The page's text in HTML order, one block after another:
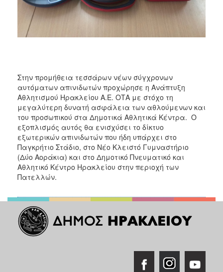
ΠΟΛΙΤΙΣΜΟΣ
ΑΝΘΕΚΤΙΚΗ
ΠΟΛΗ
Στην προμήθεια τεσσάρων νέων σύγχρονων
αυτόματων απινιδωτών προχώρησε η Ανάπτυξη
Αθλητισμού Ηρακλείου Α.Ε. ΟΤΑ με στόχο τη
μεγαλύτερη δυνατή ασφάλεια των αθλούμενων και
του προσωπικού στα Δημοτικά Αθλητικά Κέντρα. Ο
εξοπλισμός αυτός θα ενισχύσει το δίκτυο
εξωτερικών απινιδωτών που ήδη υπάρχει στο
Παγκρήτιο Στάδιο, στο Νέο Κλειστό Γυμναστήριο
(Δύο Αοράκια) και στο Δημοτικό Πνευματικό και
Αθλητικό Κέντρο Ηρακλείου στην περιοχή των
Πατελλών.